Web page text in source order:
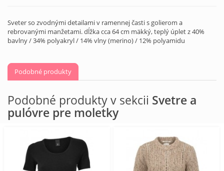
Sveter so zvodnými detailami v ramennej časti s golierom a
rebrovanými manžetami. dĺžka cca 64 cm mäkký, teplý úplet z 40%
bavlny / 34% polyakryl / 14% vlny (merino) / 12% polyamidu
Podobné produkty
Podobné produkty v sekcii Svetre a
pulóvre pre moletky